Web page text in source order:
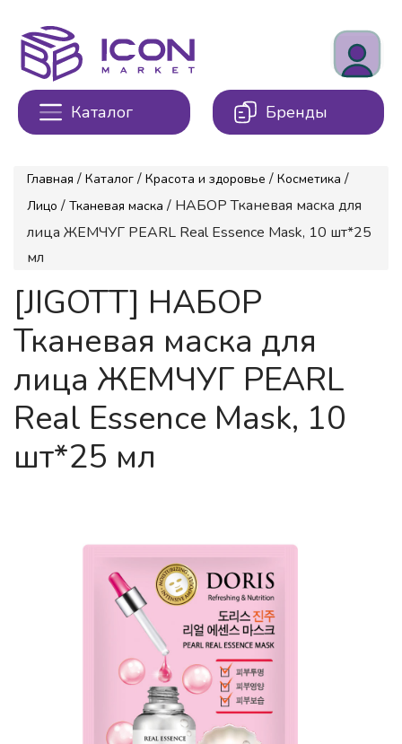
Каталог Бренды
Главная / Каталог / Красота и здоровье / Косметика /
Лицо / Тканевая маска / НАБОР Тканевая маска для
лица ЖЕМЧУГ PEARL Real Essence Mask, 10 шт*25
мл
[JIGOTT] НАБОР
Тканевая маска для
лица ЖЕМЧУГ PEARL
Real Essence Mask, 10
шт*25 мл